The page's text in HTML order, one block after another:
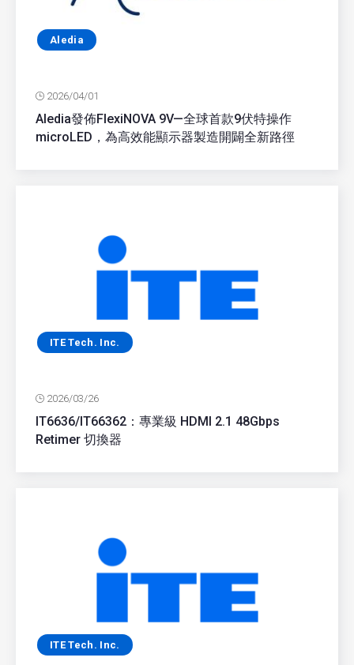
Aledia
2026/04/01
Aledia發佈FlexiNOVA 9V—全球首款9伏特操作
microLED，為高效能顯示器製造開闢全新路徑
ITE Tech. Inc.
2026/03/26
IT6636/IT66362：專業級 HDMI 2.1 48Gbps
Retimer 切換器
ITE Tech. Inc.